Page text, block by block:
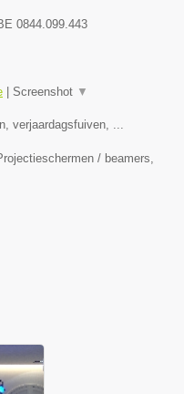
0844.099.443
| Screenshot ▼
verjaardagsfuiven, ...
/ beamers,